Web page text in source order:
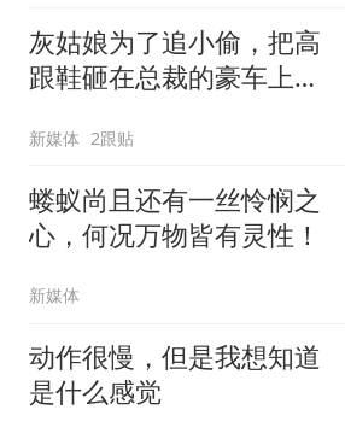
灰姑娘为了追小偷，把高
跟鞋砸在总裁的豪车上，
新媒体 2跟贴
蝼蚁尚且还有一丝怜悯之
心，何况万物皆有灵性！
新媒体
动作很慢，但是我想知道
是什么感觉